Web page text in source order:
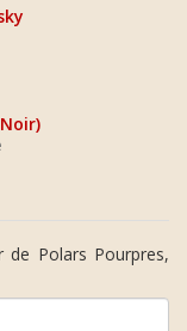
Polars Pourpres,